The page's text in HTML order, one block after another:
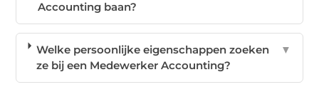
Accounting baan?
Welke persoonlijke eigenschappen zoeken
ze bij een Medewerker Accounting?
▼